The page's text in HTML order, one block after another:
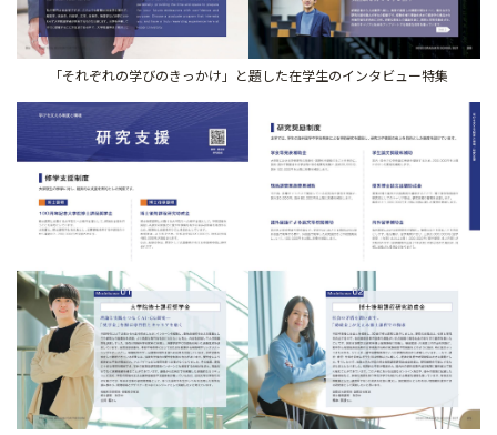
「それぞれの学びのきっかけ」と題した在学生のインタビュー特集